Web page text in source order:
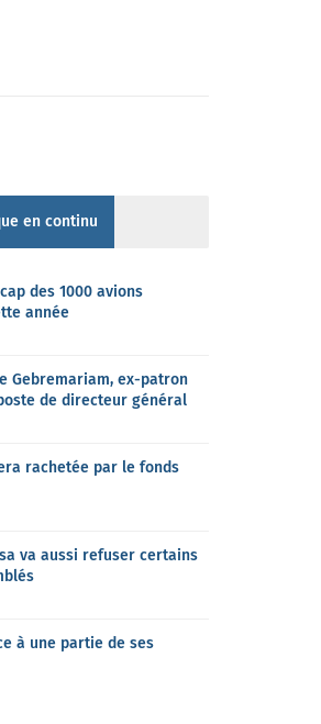
en continu
des 1000 avions
année
Gebremariam, ex-patron
de directeur général
rachetée par le fonds
va aussi refuser certains
à une partie de ses